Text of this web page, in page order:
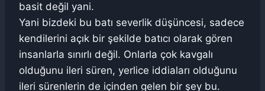
basit değil yani.
Yani bizdeki bu batı severlik düşüncesi, sadece
kendilerini açık bir şekilde batıcı olarak gören
insanlarla sınırlı değil. Onlarla çok kavgalı
olduğunu ileri süren, yerlice iddiaları olduğunu
ileri sürenlerin de içinden gelen bir şey bu.